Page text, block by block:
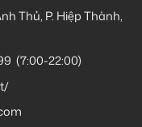
Thủ, P. Hiệp Thành,
(7:00-22:00)